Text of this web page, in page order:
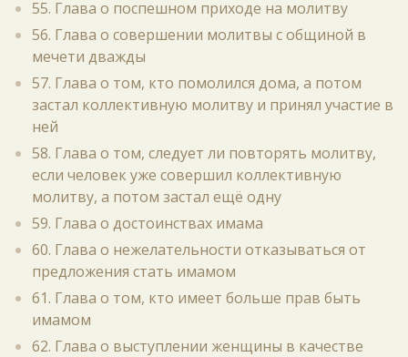
55. Глава о поспешном приходе на молитву
56. Глава о совершении молитвы с общиной в
мечети дважды
57. Глава о том, кто помолился дома, а потом
застал коллективную молитву и принял участие в
ней
58. Глава о том, следует ли повторять молитву,
если человек уже совершил коллективную
молитву, а потом застал ещё одну
59. Глава о достоинствах имама
60. Глава о нежелательности отказываться от
предложения стать имамом
61. Глава о том, кто имеет больше прав быть
имамом
62. Глава о выступлении женщины в качестве